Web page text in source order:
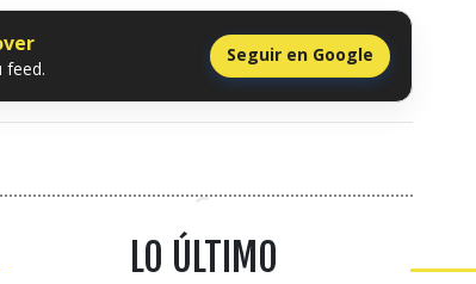
feed.
Seguir en Google
LO ÚLTIMO